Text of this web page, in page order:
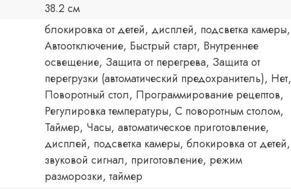
38.2 см
блокировка от детей, дисплей, подсветка камеры,
Автоотключение, Быстрый старт, Внутреннее
освещение, Защита от перегрева, Защита от
перегрузки (автоматический предохранитель), Нет,
Поворотный стол, Программирование рецептов,
Регулировка температуры, С поворотным столом,
Таймер, Часы, автоматическое приготовление,
дисплей, подсветка камеры, блокировка от детей,
звуковой сигнал, приготовление, режим
разморозки, таймер